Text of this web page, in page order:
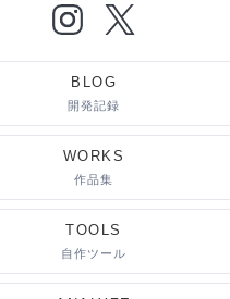
BLOG
開発記録
WORKS
作品集
TOOLS
自作ツール